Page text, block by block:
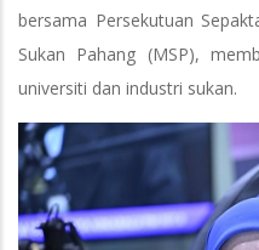
bersama Persekutuan
Sukan Pahang (MSP),
universiti dan industri sukan.